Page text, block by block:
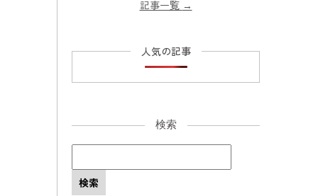
記事一覧 →
人気の記事
検索